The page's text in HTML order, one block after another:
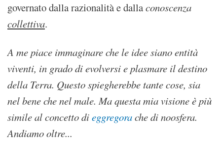
governato dalla razionalità e dallaconoscenza
collettiva.
A me piace immaginare che le idee siano entità
viventi, in grado di evolversi e plasmare il destino
della Terra. Questo spiegherebbe tante cose, sia
nel bene che nel male. Ma questa mia visione è più
simile al concetto dieggregorache di noosfera.
Andiamo oltre...